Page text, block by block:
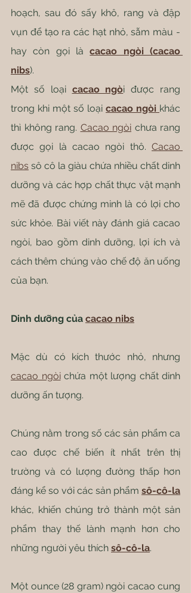
hoạch, sau đó sấy khô, rang và đập
vụn để tạo ra các hạt nhỏ, sẫm màu -
hay còn gọi là cacao ngòi (cacao
nibs).
Một số loại cacao ngòi được rang
trong khi một số loại cacao ngòi khác
thì không rang. Cacao ngòi chưa rang
được gọi là cacao ngòi thô. Cacao
nibs sô cô la giàu chứa nhiều chất dinh
dưỡng và các hợp chất thực vật mạnh
mẽ đã được chứng minh là có lợi cho
sức khỏe. Bài viết này đánh giá cacao
ngòi, bao gồm dinh dưỡng, lợi ích và
cách thêm chúng vào chế độ ăn uống
của bạn.
Dinh dưỡng của cacao nibs
cacao ngòi chứa một lượng chất dinh
dưỡng ấn tượng.
Chúng nằm trong số các sản phẩm ca
cao được chế biến ít nhất trên thị
trường và có lượng đường thấp hơn
đáng kể so với các sản phẩm sô-cô-la
khác, khiến chúng trở thành một sản
phẩm thay thế lành mạnh hơn cho
những người yêu thích sô-cô-la.
Một ounce (28 gram) ngòi cacao cung